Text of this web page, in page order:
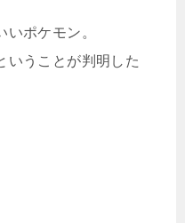
ポケモン。
いうことが判明した